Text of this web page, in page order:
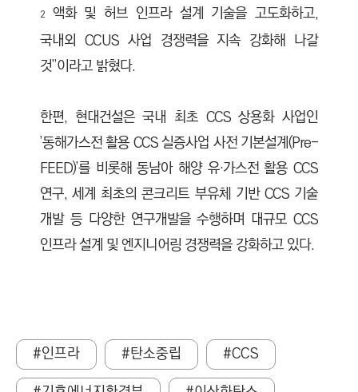
2액화 및 허브 인프라 설계 기술을 고도화하고,
국내외 CCUS 사업 경쟁력을 지속 강화해 나갈
것”이라고 밝혔다.
한편, 현대건설은 국내 최초 CCS 상용화 사업인
’동해가스전 활용 CCS 실증사업 사전 기본설계(Pre-
FEED)’를 비롯해 동남아 해양 유·가스전 활용 CCS
연구, 세계 최초의 콘크리트 부유체 기반 CCS 기술
개발 등 다양한 연구개발을 수행하며 대규모 CCS
인프라 설계 및 엔지니어링 경쟁력을 강화하고 있다.
#인프라 #탄소중립
#CCS